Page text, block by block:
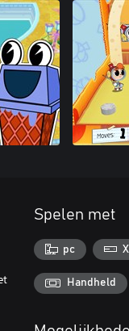
Spelen met
pc
Handheld